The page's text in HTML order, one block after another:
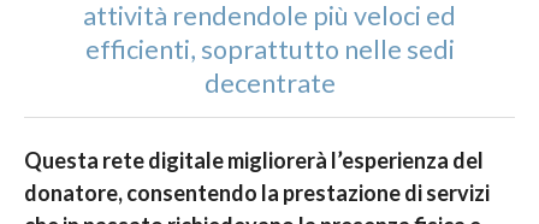
attività rendendole più veloci ed
efficienti, soprattutto nelle sedi
decentrate
Questa rete digitale migliorerà l’esperienza del
donatore, consentendo la prestazione di servizi